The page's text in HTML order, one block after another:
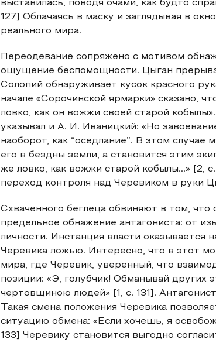
выставилась, поводя очами, как будто
127] Облачаясь в маску и заглядывая в
реального мира.
Переодевание сопряжено с мотивом
ощущение беспомощности. Цыган
Солопий обнаруживает кусок красного
начале «Сорочинской ярмарки» сказано,
ловко, как он вожжи своей старой
указывал и А. И. Иваницкий: «Но
наоборот, как “оседлание”. В этом
его в бездны земли, а становится этим
же ловко, как вожжи старой кобылы...» [2,
переход контроля над Черевиком в руки
Схваченного беглеца обвиняют в том,
предельное обнажение антагониста: от
личности. Инстанция власти оказывается
Черевика ложью. Интересно, что в этот
мира, где Черевик, уверенный, что
позиции: «Э, голубчик! Обманывай других
чертовщиною людей» [1, с. 131].
Такая смена положения Черевика
ситуацию обмена: «Если хочешь, я
133] Черевику становится выгодно